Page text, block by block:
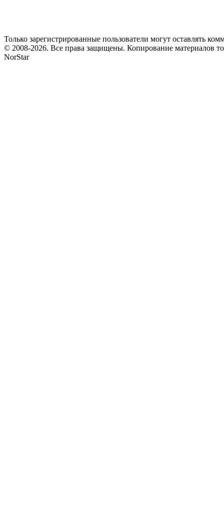
Только зарегистрированные пользователи могут оставлять
© 2008-2026. Все права защищены. Копирование материалов
NorStar